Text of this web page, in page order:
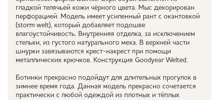
гладкой телячьей кожи чёрного цвета. Мыс декорирован
перфорацией. Модель имеет усиленный рант с окантовкой
(storm welt), который добавляет подошве
влагоустойчивость. Внутренняя отделка, за исключением
стельки, из густого натурального меха. В верхней части
шнурки завязываются крест-накрест при помощи
металлических крючков. Конструкция Goodyear Welted.
Ботинки прекрасно подойдут для длительных прогулок в
зимнее время года. Данная модель прекрасно сочетается
практически с любой одеждой из плотных и тёплых